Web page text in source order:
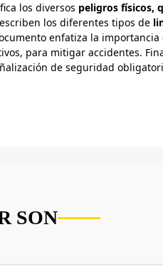
los diversos peligros físicos,
los diferentes tipos de
enfatiza la importancia
para mitigar accidentes.
de seguridad
SON